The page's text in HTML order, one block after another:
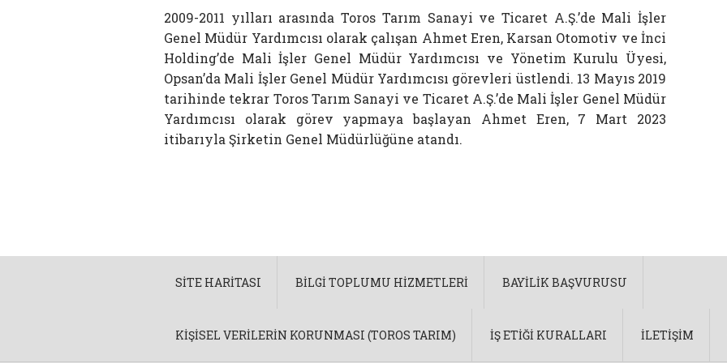
2009-2011 yılları arasında Toros Tarım Sanayi ve Ticaret A.Ş.’de Mali İşler
Genel Müdür Yardımcısı olarak çalışan Ahmet Eren, Karsan Otomotiv ve İnci
Holding’de Mali İşler Genel Müdür Yardımcısı ve Yönetim Kurulu Üyesi,
Opsan’da Mali İşler Genel Müdür Yardımcısı görevleri üstlendi. 13 Mayıs 2019
tarihinde tekrar Toros Tarım Sanayi ve Ticaret A.Ş.’de Mali İşler Genel Müdür
Yardımcısı olarak görev yapmaya başlayan Ahmet Eren, 7 Mart 2023
itibarıyla Şirketin Genel Müdürlüğüne atandı.
SITE HARITASI BILGI TOPLUMU HIZMETLERI BAYILIK BAŞVURUSU
KIŞISEL VERILERIN KORUNMASI (TOROS TARIM) İŞ ETIĞI KURALLARI İLETIŞIM